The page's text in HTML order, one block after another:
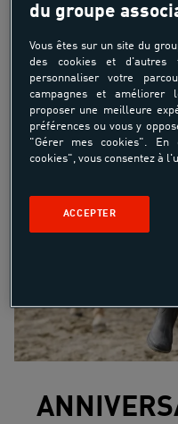
du groupe
Vous êtes sur un site du
des cookies et d'autres
personnaliser votre
campagnes et améliorer
proposer une meilleure
préférences ou vous y
"Gérer mes cookies". En
cookies", vous consentez à
ACCEPTER